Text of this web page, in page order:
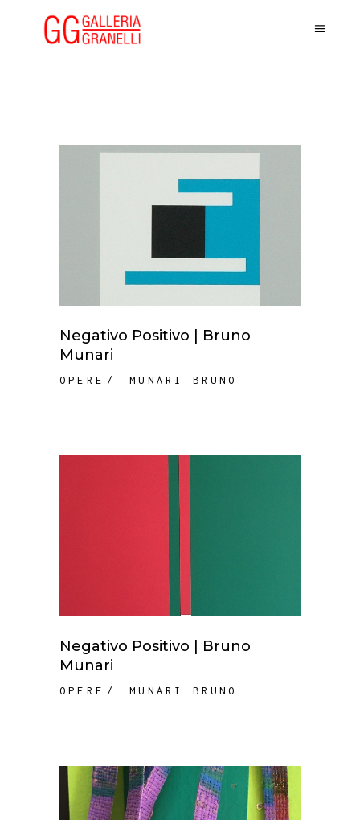
Negativo Positivo | Bruno
Munari
OPERE MUNARI BRUNO
Negativo Positivo | Bruno
Munari
OPERE MUNARI BRUNO